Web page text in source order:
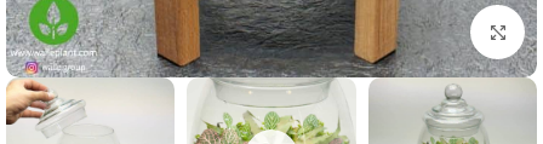
بزرگنمایی تصویر